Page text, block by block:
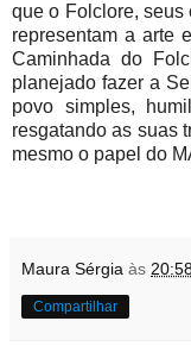
que o Folclore, seus
representam a arte
Caminhada do
planejado fazer a
povo simples,
resgatando as suas
mesmo o papel do
Maura Sérgia às
Compartilhar